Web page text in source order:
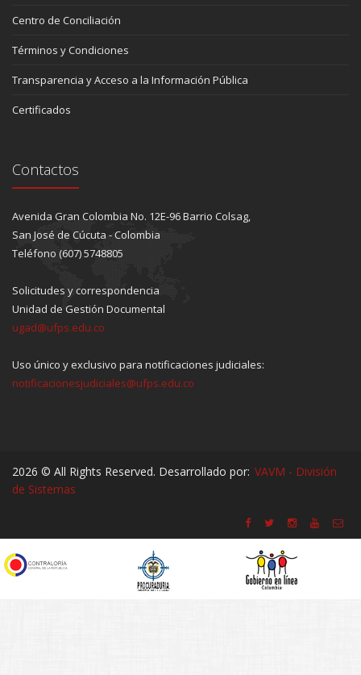
Centro de Conciliación
Términos y Condiciones
Transparencia y Acceso a la Información Pública
Certificados
Contactos
Avenida Gran Colombia No. 12E-96 Barrio Colsag,
San José de Cúcuta - Colombia
Teléfono (607) 5748805
Solicitudes y correspondencia
Unidad de Gestión Documental
ugad@ufps.edu.co
Uso único y exclusivo para notificaciones judiciales:
notificacionesjudiciales@ufps.edu.co
2026 © All Rights Reserved. Desarrollado por: VAVM - División
de Sistemas